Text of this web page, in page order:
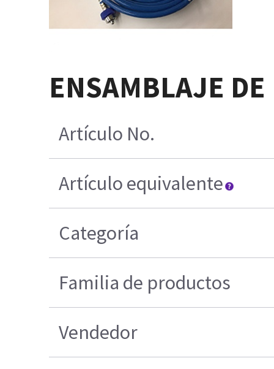
ENSAMBLAJE
Artículo No.
Artículo equivalente
Categoría
Familia de productos
Vendedor